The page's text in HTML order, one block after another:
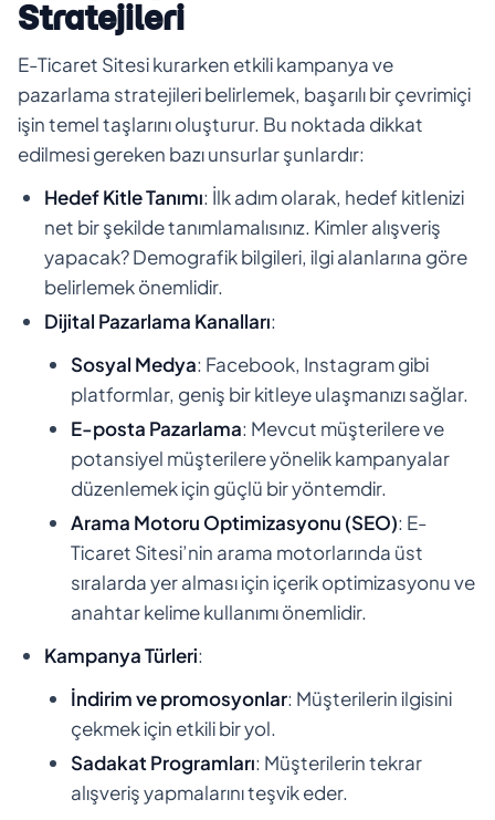
Stratejileri
E-Ticaret Sitesi kurarken etkili kampanya ve
pazarlama stratejileri belirlemek, başarılı bir çevrimiçi
işin temel taşlarını oluşturur. Bu noktada dikkat
edilmesi gereken bazı unsurlar şunlardır:
Hedef Kitle Tanımı: İlk adım olarak, hedef kitlenizi
net bir şekilde tanımlamalısınız. Kimler alışveriş
yapacak? Demografik bilgileri, ilgi alanlarına göre
belirlemek önemlidir.
Dijital Pazarlama Kanalları:
Sosyal Medya: Facebook, Instagram gibi
platformlar, geniş bir kitleye ulaşmanızı sağlar.
E-posta Pazarlama: Mevcut müşterilere ve
potansiyel müşterilere yönelik kampanyalar
düzenlemek için güçlü bir yöntemdir.
Arama Motoru Optimizasyonu (SEO): E-
Ticaret Sitesi’nin arama motorlarında üst
sıralarda yer alması için içerik optimizasyonu ve
anahtar kelime kullanımı önemlidir.
Kampanya Türleri:
İndirim ve promosyonlar: Müşterilerin ilgisini
çekmek için etkili bir yol.
Sadakat Programları: Müşterilerin tekrar
alışveriş yapmalarını teşvik eder.